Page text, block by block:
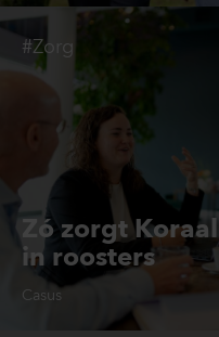
Zó zorgt
in roosters
Casus
#Zorg